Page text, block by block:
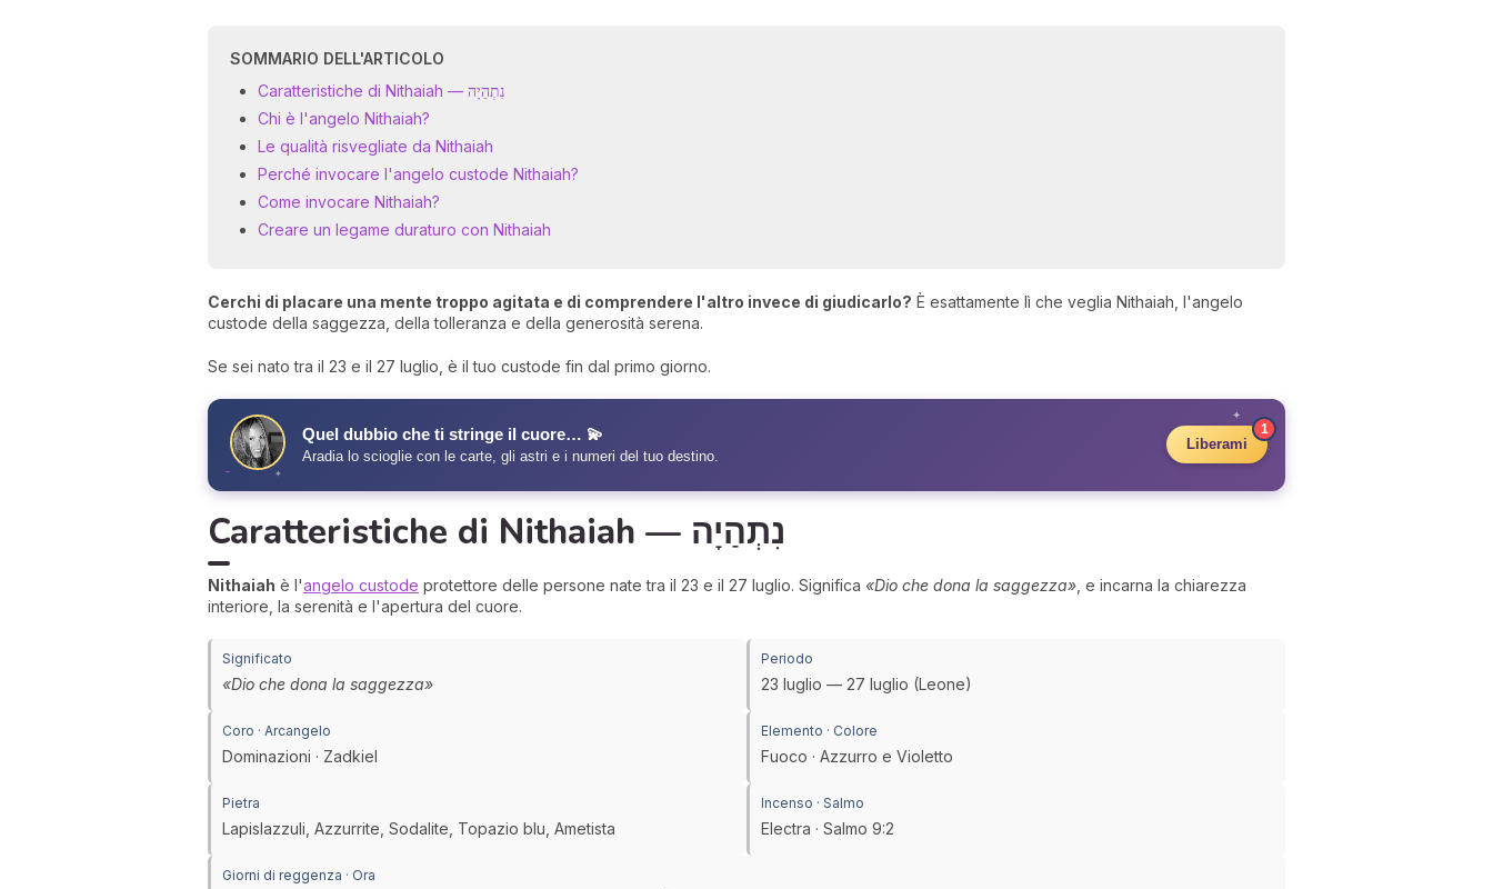
SOMMARIO DELL'ARTICOLO
Caratteristiche di Nithaiah — נִתְהַיָה
Chi è l'angelo Nithaiah?
Le qualità risvegliate da Nithaiah
Perché invocare l'angelo custode Nithaiah?
Come invocare Nithaiah?
Creare un legame duraturo con Nithaiah
Cerchi di placare una mente troppo agitata e di comprendere l'altro invece di giudicarlo? È esattamente lì che veglia Nithaiah, l'angelo
custode della saggezza, della tolleranza e della generosità serena.
Se sei nato tra il 23 e il 27 luglio, è il tuo custode fin dal primo giorno.
✦
✦
✧ Quel dubbio che ti stringe il cuore… 💫
Aradia lo scioglie con le carte, gli astri e i numeri del tuo destino.
Liberami
1
Caratteristiche di Nithaiah — נִתְהַיָה
Nithaiah è l'angelo custode protettore delle persone nate tra il 23 e il 27 luglio. Significa «Dio che dona la saggezza» , e incarna la chiarezza
interiore, la serenità e l'apertura del cuore.
Significato
«Dio che dona la saggezza»
Periodo
23 luglio — 27 luglio (Leone)
Coro · Arcangelo
Dominazioni · Zadkiel
Elemento · Colore
Fuoco · Azzurro e Violetto
Pietra
Lapislazzuli, Azzurrite, Sodalite, Topazio blu, Ametista
Incenso · Salmo
Electra · Salmo 9:2
Giorni di reggenza · Ora